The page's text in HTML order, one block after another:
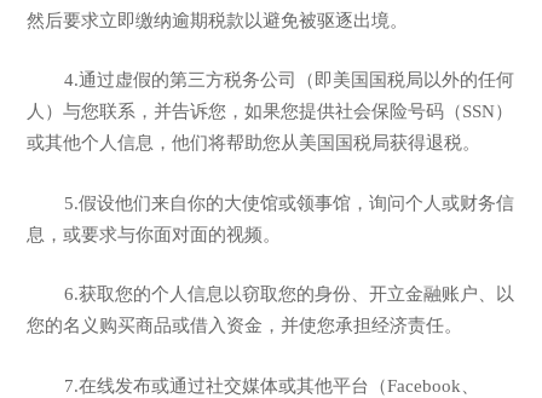
然后要求立即缴纳逾期税款以避免被驱逐出境。
4.通过虚假的第三方税务公司（即美国国税局以外的任何
人）与您联系，并告诉您，如果您提供社会保险号码（SSN）
或其他个人信息，他们将帮助您从美国国税局获得退税。
5.假设他们来自你的大使馆或领事馆，询问个人或财务信
息，或要求与你面对面的视频。
6.获取您的个人信息以窃取您的身份、开立金融账户、以
您的名义购买商品或借入资金，并使您承担经济责任。
7.在线发布或通过社交媒体或其他平台（Facebook、